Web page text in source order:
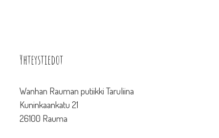
Yhteystiedot
Wanhan Rauman putiikki Taruliina
Kuninkaankatu 21
26100 Rauma